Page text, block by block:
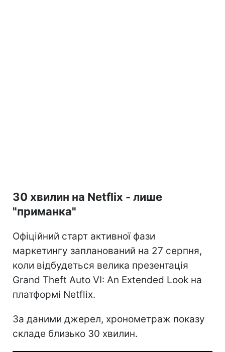
30 хвилин на Netflix - лише
"приманка"
Офіційний старт активної фази
маркетингу запланований на 27 серпня,
коли відбудеться велика презентація
Grand Theft Auto VI: An Extended Look на
платформі Netflix.
За даними джерел, хронометраж показу
складе близько 30 хвилин.